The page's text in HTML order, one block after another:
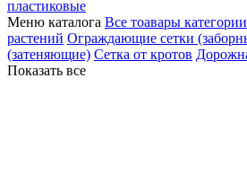
пластиковые
Меню каталога Все тоавары категории
растений Ограждающие сетки
(затеняющие) Сетка от кротов
Показать все